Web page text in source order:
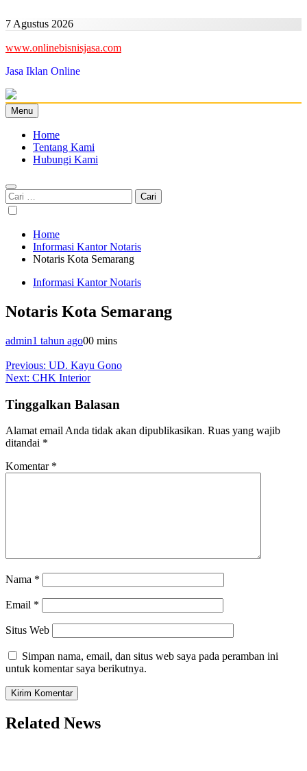
to
7 Agustus 2026
www.onlinebisnisjasa.com
Jasa Iklan Online
Menu
Home
Tentang Kami
Hubungi Kami
Cari
untuk:
Home
Informasi Kantor Notaris
Notaris Kota Semarang
Informasi Kantor Notaris
Notaris Kota Semarang
admin1 tahun ago00 mins
Navigasi
pos
Previous: UD. Kayu Gono
Next: CHK Interior
Tinggalkan Balasan
Alamat email Anda tidak akan dipublikasikan. Ruas yang wajib
ditandai *
Komentar *
Nama *
Email *
Situs Web
Simpan nama, email, dan situs web saya pada peramban ini
untuk komentar saya berikutnya.
Related News